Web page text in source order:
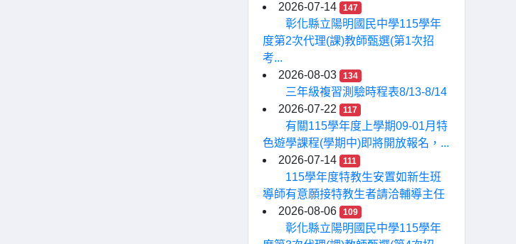
2026-07-14
147
彰化縣立陽明國民中學115學年
度第2次代理(課)教師甄選(第1次招
考...
2026-08-03
134
三年級複習測驗時程表8/13-8/14
2026-07-22
117
有關115學年度上學期09-01月特
色遊學課程(學期中)即將開放報名，...
2026-07-14
111
115學年度特教生安置如新生班
導師有意願接特教生者請洽輔導主任
2026-08-06
109
彰化縣立陽明國民中學115學年